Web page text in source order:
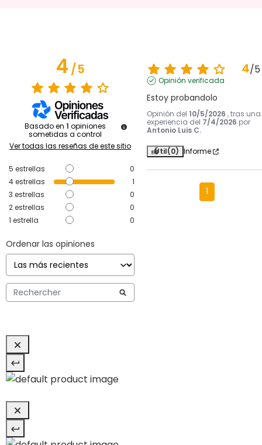
4/5
Basado en 1 opiniones
sometidas a control
Ver todas las reseñas de este sitio
5 estrellas
0
4estrellas
1
3 estrellas
0
2estrellas
0
1 estrella 0
Ordenar las opiniones
4/5
Opinión verificada
Estoy probandolo
Opinión del 10/5/2026 , tras una
experiencia del 7/4/2026 por
Antonio Luis C.
Útil(0) Informe
1